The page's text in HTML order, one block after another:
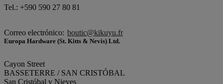
Tel.: +590 590 27 80 81
Correo electrónico: boutic@kikuyu.fr
Europa Hardware (St. Kitts & Nevis) Ltd.
Cayon Street
BASSETERRE / SAN CRISTÓBAL
San Cristóbal y Nieves